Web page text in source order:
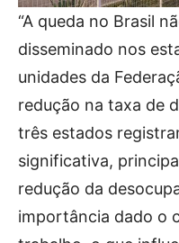
“A queda no Brasil
disseminado nos
unidades da
redução na taxa de
três estados
significativa,
redução da
importância dado o